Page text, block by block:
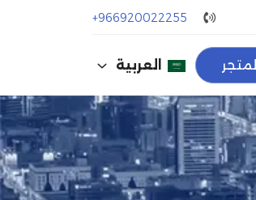
+966920022255
المتجر العربية